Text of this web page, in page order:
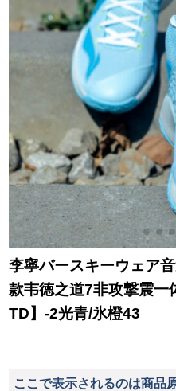
李寧バースキーウェア
款韦徳之道7非攻撃震一
TD】-2光青/氷橙43
ここで表示されるのは商品